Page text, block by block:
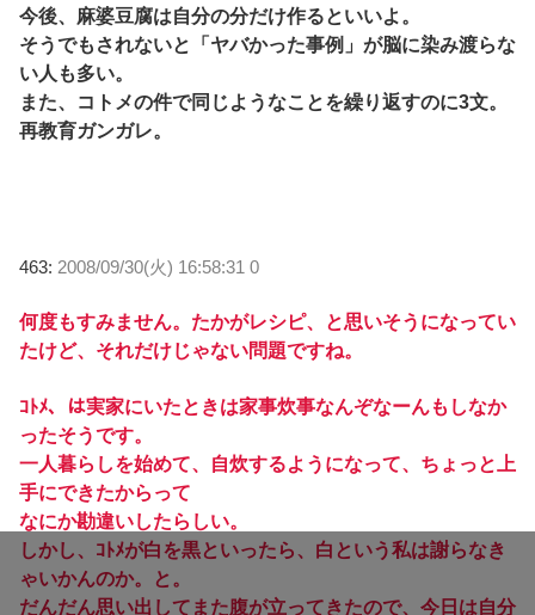
今後、麻婆豆腐は自分の分だけ作るといいよ。
そうでもされないと「ヤバかった事例」が脳に染み渡らな
い人も多い。
また、コトメの件で同じようなことを繰り返すのに3文。
再教育ガンガレ。
463: 2008/09/30(火) 16:58:31 0
何度もすみません。たかがレシピ、と思いそうになってい
たけど、それだけじゃない問題ですね。
ｺﾄﾒ、は実家にいたときは家事炊事なんぞなーんもしなか
ったそうです。
一人暮らしを始めて、自炊するようになって、ちょっと上
手にできたからって
なにか勘違いしたらしい。
しかし、ｺﾄﾒが白を黒といったら、白という私は謝らなき
ゃいかんのか。と。
だんだん思い出してまた腹が立ってきたので、今日は自分